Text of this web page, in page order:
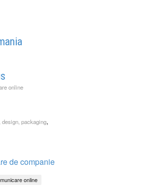
online
design, packaging,
de companie
online